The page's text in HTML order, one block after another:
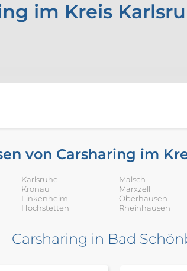
im Kreis
von Carsharing im
Karlsruhe
Kronau
Linkenheim-
Hochstetten
Malsch
Marxzell
Oberhausen-
Rheinhausen
Carsharing in Bad